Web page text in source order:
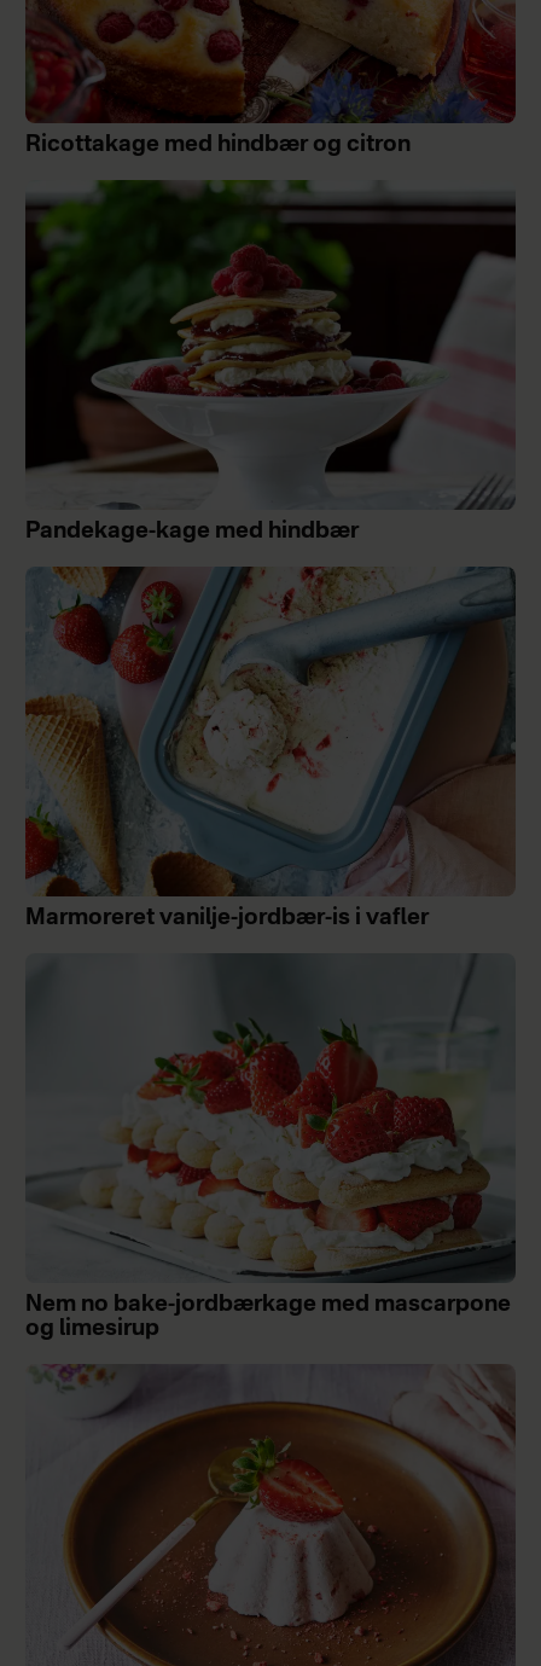
Ricottakage med hindbær og citron
Pandekage-kage med hindbær
Marmoreret vanilje-jordbær-is i vafler
Nem no bake-jordbærkage med mascarpone
og limesirup